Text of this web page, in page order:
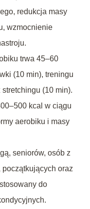
redukcja masy
wzmocnienie
trwa 45–60
(10 min), treningu
(10 min).
kcal w ciągu
aerobiku i masy
seniorów, osób z
oraz
do